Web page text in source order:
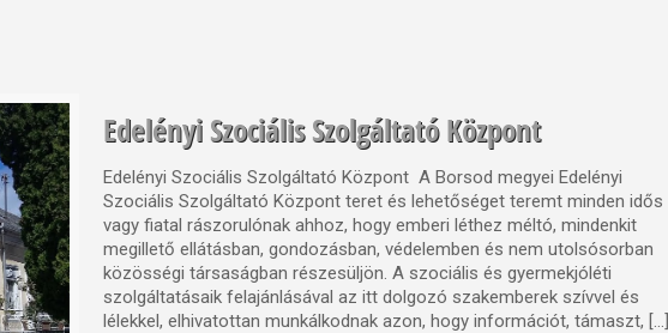
Edelényi Szociális Szolgáltató Központ
Edelényi Szociális Szolgáltató Központ A Borsod megyei Edelényi
Szociális Szolgáltató Központ teret és lehetőséget teremt minden idős
vagy fiatal rászorulónak ahhoz, hogy emberi léthez méltó, mindenkit
megillető ellátásban, gondozásban, védelemben és nem utolsósorban
közösségi társaságban részesüljön. A szociális és gyermekjóléti
szolgáltatásaik felajánlásával az itt dolgozó szakemberek szívvel és
lélekkel, elhivatottan munkálkodnak azon, hogy információt, támaszt, […]